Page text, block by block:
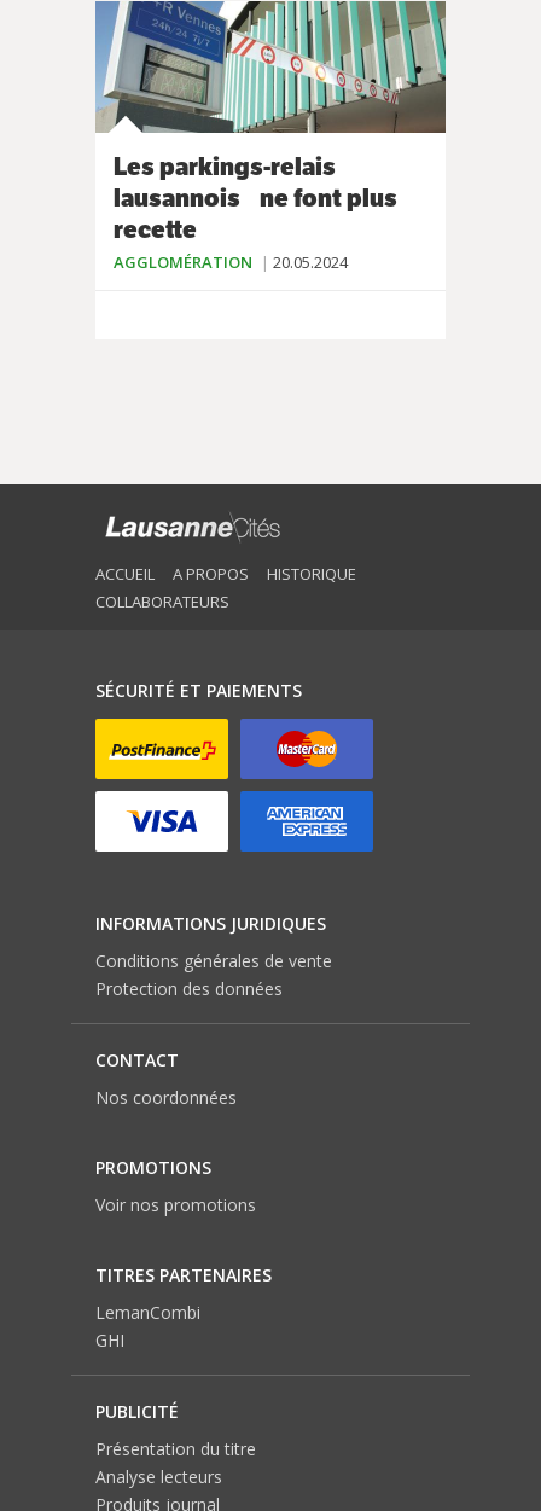
Les parkings-relais
lausannois ne font plus
recette
AGGLOMÉRATION 20.05.2024
ACCUEIL A PROPOS
HISTORIQUE
COLLABORATEURS
SÉCURITÉ ET PAIEMENTS
INFORMATIONS JURIDIQUES
Conditions générales de vente
Protection des données
CONTACT
Nos coordonnées
PROMOTIONS
Voir nos promotions
TITRES PARTENAIRES
LemanCombi
GHI
PUBLICITÉ
Présentation du titre
Analyse lecteurs
Produits journal